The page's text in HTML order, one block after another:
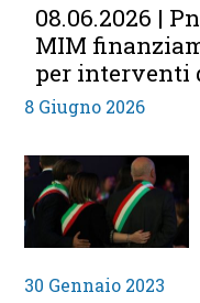
08.06.2026 |
MIM
per interventi
8 Giugno 2026
30 Gennaio 2023